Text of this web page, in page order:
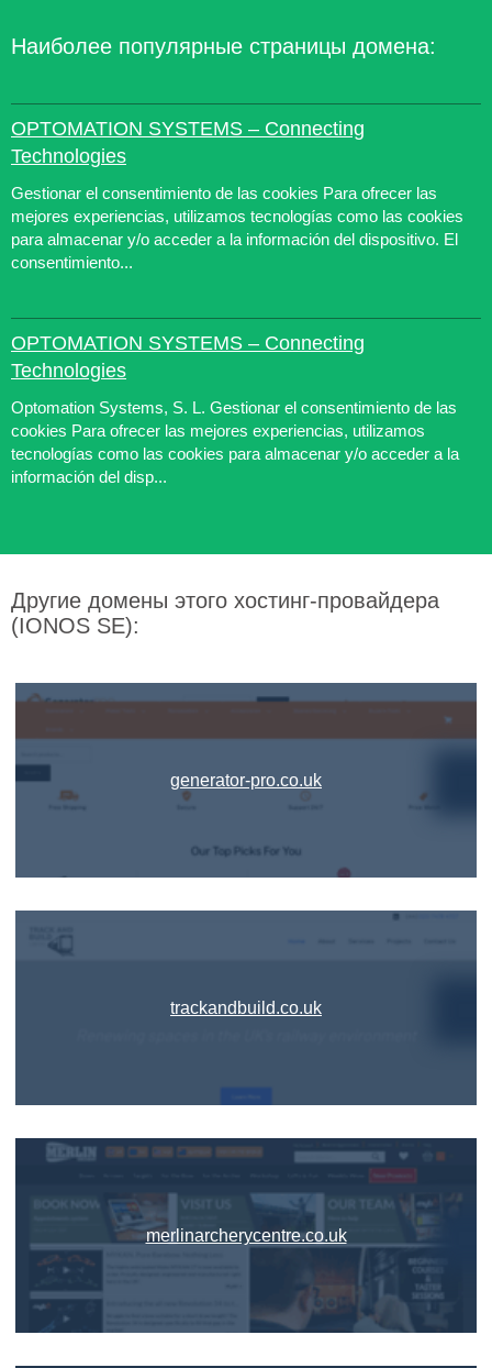
Наиболее популярные страницы домена:
OPTOMATION SYSTEMS – Connecting
Technologies
Gestionar el consentimiento de las cookies Para ofrecer las
mejores experiencias, utilizamos tecnologías como las cookies
para almacenar y/o acceder a la información del dispositivo. El
consentimiento...
OPTOMATION SYSTEMS – Connecting
Technologies
Optomation Systems, S. L. Gestionar el consentimiento de las
cookies Para ofrecer las mejores experiencias, utilizamos
tecnologías como las cookies para almacenar y/o acceder a la
información del disp...
Другие домены этого хостинг-провайдера
(IONOS SE):
generator-pro.co.uk
trackandbuild.co.uk
merlinarcherycentre.co.uk